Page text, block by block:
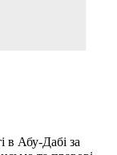
в Абу-Дабі за